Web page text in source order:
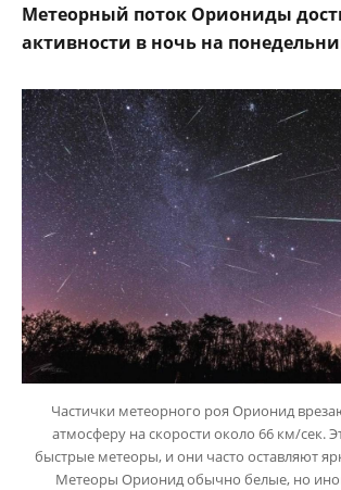
Метеорный поток Ориониды
активности в ночь на
Частички метеорного роя Орионид
атмосферу на скорости около 66 км/сек.
быстрые метеоры, и они часто оставляют
Метеоры Орионид обычно белые, но